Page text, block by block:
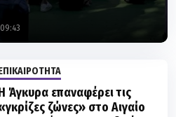
ζώνες» στο Αιγαίο
αφορμή το χωροταξικό
για τον τουρισμό
| 08:43